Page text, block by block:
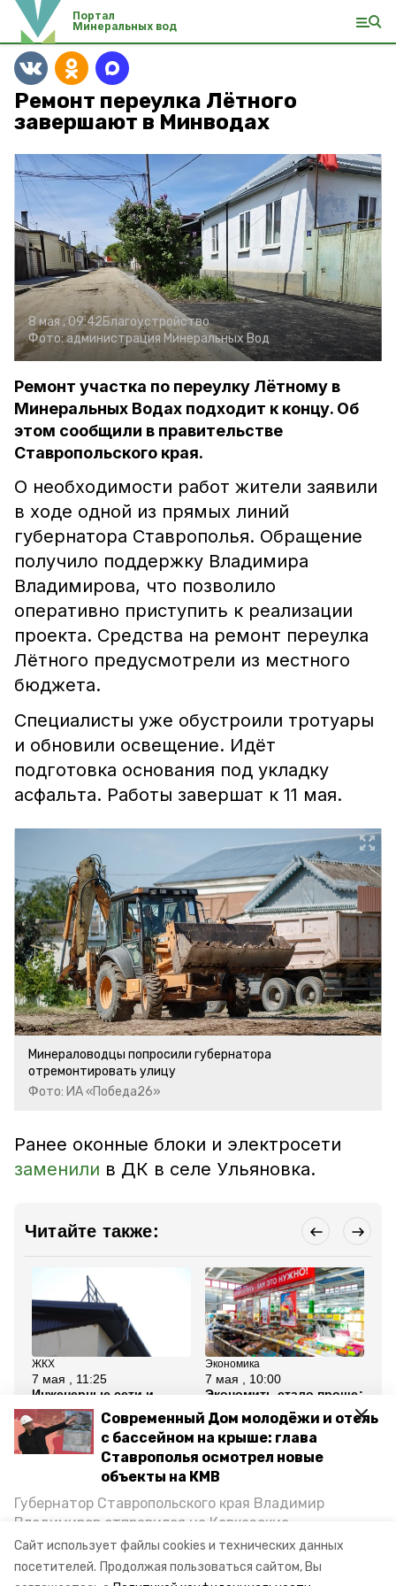
Сайт использует файлы cookies и технических данных
посетителей. Продолжая пользоваться сайтом, Вы
Современный Дом молодёжи и отель
с бассейном на крыше: глава
Ставрополья осмотрел новые
объекты на КМВ
Губернатор Ставропольского края Владимир
Владимиров отправился на Кавказские
Минеральные Воды, чтобы проинспектировать
строительство объектов в Кисловодске и
Минводах, а также выслушать предложения о
Портал
Минеральных вод
Ремонт переулка Лётного
завершают в Минводах
8 мая , 09:42Благоустройство
Фото:администрация Минеральных Вод
Ремонт участка по переулку Лётному в
Минеральных Водах подходит к концу. Об
этом сообщили в правительстве
Ставропольского края.
О необходимости работ жители заявили
в ходе одной из прямых линий
губернатора Ставрополья. Обращение
получило поддержку Владимира
Владимирова, что позволило
оперативно приступить к реализации
проекта. Средства на ремонт переулка
Лётного предусмотрели из местного
бюджета.
Специалисты уже обустроили тротуары
и обновили освещение. Идёт
подготовка основания под укладку
асфальта. Работы завершат к 11 мая.
Минераловодцы попросили губернатора
отремонтировать улицу
Фото: ИА «Победа26»
Ранее оконные блоки и электросети
заменили в ДК в селе Ульяновка.
Читайте также:
ЖКХ
7 мая , 11:25
Инженерные сети и
крыши семи домов 1970-
х годов постройки
обновят в Минводах
Экономика
7 мая , 10:00
Экономить стало проще:
открылся новый
дискаунтер ПОБЕДА
Все новости
прямая линия губернатора ставропольского края